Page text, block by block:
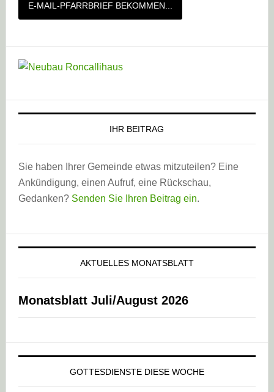
E-MAIL-PFARRBRIEF BEKOMMEN...
IHR BEITRAG
Sie haben Ihrer Gemeinde etwas mitzuteilen? Eine
Ankündigung, einen Aufruf, eine Rückschau,
Gedanken? Senden Sie Ihren Beitrag ein.
AKTUELLES MONATSBLATT
Monatsblatt Juli/August 2026
GOTTESDIENSTE DIESE WOCHE